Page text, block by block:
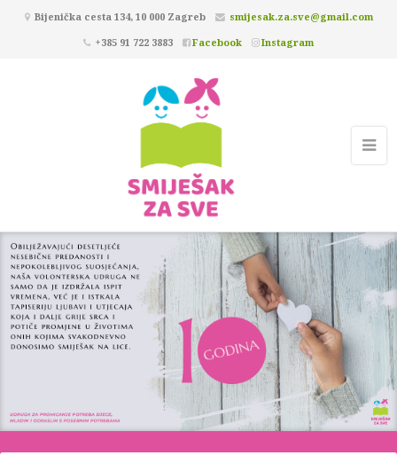
Bijenička cesta 134, 10 000 Zagreb
smijesak.za.sve@gmail.com
+385 91 722 3883
Facebook Instagram